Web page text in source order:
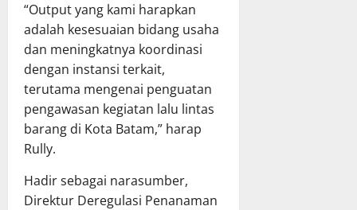
“Output yang kami harapkan
adalah kesesuaian bidang usaha
dan meningkatnya koordinasi
dengan instansi terkait,
terutama mengenai penguatan
pengawasan kegiatan lalu lintas
barang di Kota Batam,” harap
Rully.
Hadir sebagai narasumber,
Direktur Deregulasi Penanaman